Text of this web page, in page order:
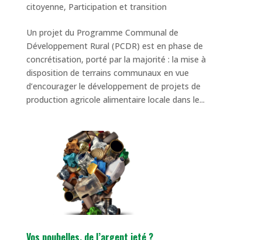
citoyenne, Participation et transition
Un projet du Programme Communal de
Développement Rural (PCDR) est en phase de
concrétisation, porté par la majorité : la mise à
disposition de terrains communaux en vue
d’encourager le développement de projets de
production agricole alimentaire locale dans le...
Vos poubelles, de l’argent jeté ?